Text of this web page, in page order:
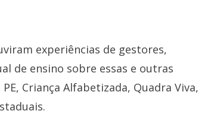
experiências de gestores,
de ensino sobre essas e outras
Criança Alfabetizada, Quadra Viva,